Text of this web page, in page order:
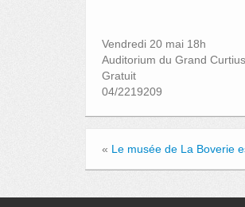
Vendredi 20 mai 18h
Auditorium du Grand Curtius
Gratuit
04/2219209
« Le musée de La Boverie